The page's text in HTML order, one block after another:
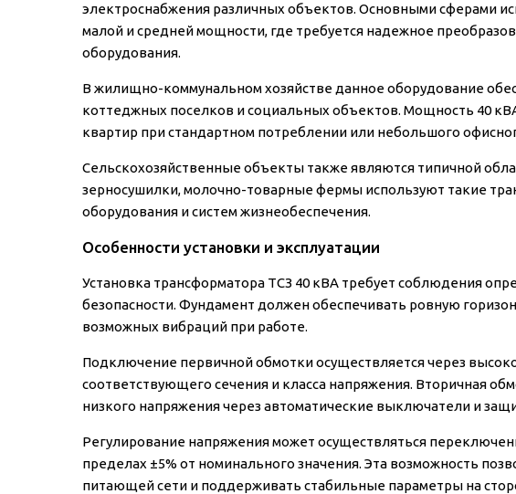
электроснабжения различных объектов. Основными сферами
малой и средней мощности, где требуется надежное
оборудования.
В жилищно-коммунальном хозяйстве данное оборудование
коттеджных поселков и социальных объектов. Мощность 40
квартир при стандартном потреблении или небольшого
Сельскохозяйственные объекты также являются типичной
зерносушилки, молочно-товарные фермы используют такие
оборудования и систем жизнеобеспечения.
Особенности установки и эксплуатации
Установка трансформатора ТСЗ 40 кВА требует соблюдения
безопасности. Фундамент должен обеспечивать ровную
возможных вибраций при работе.
Подключение первичной обмотки осуществляется через
соответствующего сечения и класса напряжения. Вторичная
низкого напряжения через автоматические выключатели и
Регулирование напряжения может осуществляться
пределах ±5% от номинального значения. Эта возможность
питающей сети и поддерживать стабильные параметры на